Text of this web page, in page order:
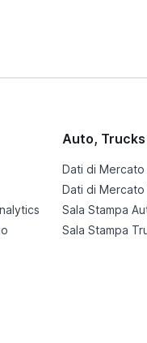
Auto, Trucks
Dati di
Sala Stampa
Sala Stampa